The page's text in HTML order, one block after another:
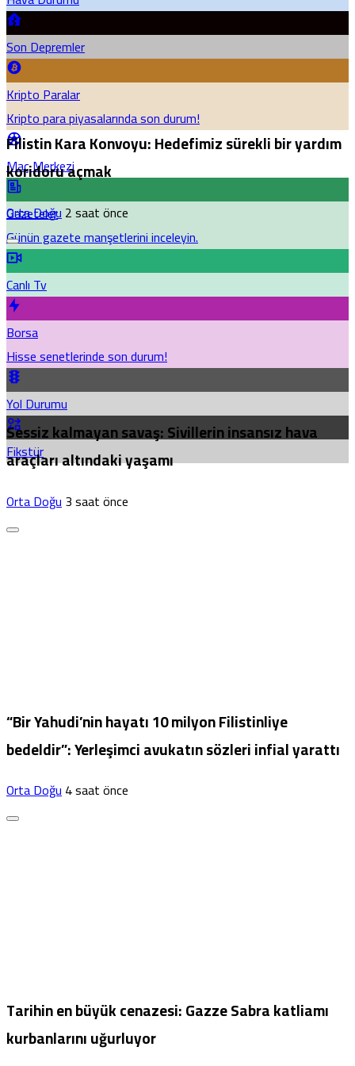
Son Depremler
Kripto Paralar
Kripto para piyasalarında son durum!
Maç Merkezi
Gazeteler
Günün gazete manşetlerini inceleyin.
Canlı Tv
Borsa
Hisse senetlerinde son durum!
Yol Durumu
Fikstür
Filistin Kara Konvoyu: Hedefimiz sürekli bir yardım
koridoru açmak
Orta Doğu2 saat önce
Sessiz kalmayan savaş: Sivillerin insansız hava
araçları altındaki yaşamı
Orta Doğu3 saat önce
“Bir Yahudi’nin hayatı 10 milyon Filistinliye
bedeldir”: Yerleşimci avukatın sözleri infial yarattı
Orta Doğu4 saat önce
Tarihin en büyük cenazesi: Gazze Sabra katliamı
kurbanlarını uğurluyor